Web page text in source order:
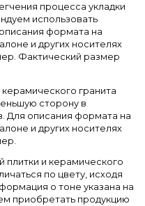
процесса укладки
использовать
формата на
и других носителях
Фактический размер
гранита
сторону в
Для описания формата на
и других носителях
плитки и керамического
по цвету, исходя
о тоне указана на
приобретать продукцию